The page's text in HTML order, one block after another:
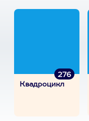
276
Квадроцикл